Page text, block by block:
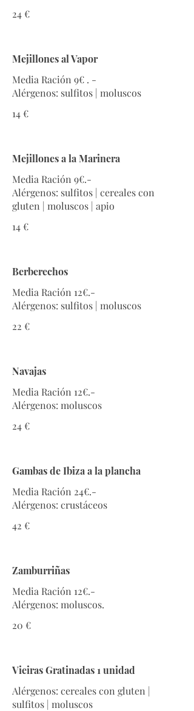
24 €
Mejillones al Vapor
Media Ración 9€ . -
Alérgenos: sulfitos | moluscos
14 €
Mejillones a la Marinera
Media Ración 9€.-
Alérgenos: sulfitos | cereales con
gluten | moluscos | apio
14 €
Berberechos
Media Ración 12€.-
Alérgenos: sulfitos | moluscos
22 €
Navajas
Media Ración 12€.-
Alérgenos: moluscos
24 €
Gambas de Ibiza a la plancha
Media Ración 24€.-
Alérgenos: crustáceos
42 €
Zamburriñas
Media Ración 12€.-
Alérgenos: moluscos.
20 €
Vieiras Gratinadas 1 unidad
Alérgenos: cereales con gluten |
sulfitos | moluscos